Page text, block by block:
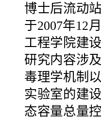
博士后流动
于2007年12
工程学院建
研究内容涉
毒理学机制
实验室的建
态容量总量